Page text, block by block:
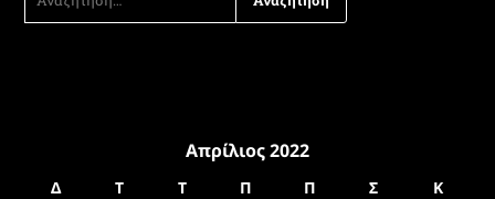
ΓΙΑ:
Απρίλιος 2022
Δ Τ Τ Π Π Σ
Κ